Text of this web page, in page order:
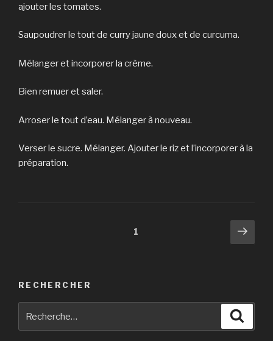
ajouter les tomates.
Saupoudrer le tout de curry jaune doux et de curcuma.
Mélanger et incorporer la crème.
Bien remuer et saler.
Arroser le tout d’eau. Mélanger à nouveau.
Verser le sucre. Mélanger. Ajouter le riz et l’incorporer à la
préparation.
1
RECHERCHER
pour